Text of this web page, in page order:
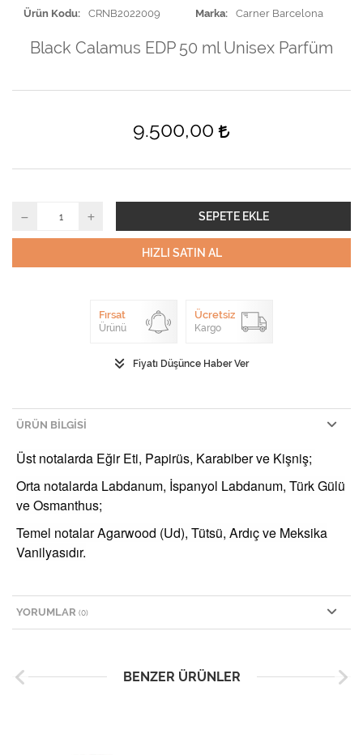
Ürün Kodu CRNB2022009 Marka Carner Barcelona
Black Calamus EDP 50 ml Unisex Parfüm
9.500,00
SEPETE EKLE
HIZLI SATIN AL
Fırsat
Ürünü
Ücretsiz
Kargo
Fiyatı Düşünce Haber Ver
ÜRÜN BILGISI
Üst notalarda Eğir Eti, Papirüs, Karabiber ve Kişniş;
Orta notalarda Labdanum, İspanyol Labdanum, Türk Gülü
ve Osmanthus;
Temel notalar Agarwood (Ud), Tütsü, Ardıç ve Meksika
Vanilyasıdır.
YORUMLAR (0)
BENZER ÜRÜNLER